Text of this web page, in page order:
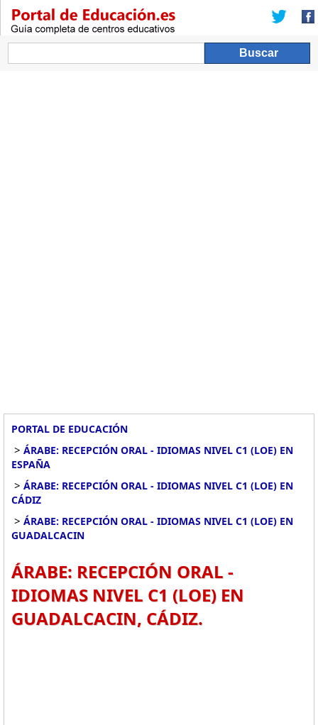
PORTAL DE EDUCACIÓN
> ÁRABE: RECEPCIÓN ORAL - IDIOMAS NIVEL C1 (LOE) EN
ESPAÑA
> ÁRABE: RECEPCIÓN ORAL - IDIOMAS NIVEL C1 (LOE) EN
CÁDIZ
> ÁRABE: RECEPCIÓN ORAL - IDIOMAS NIVEL C1 (LOE) EN
GUADALCACIN
ÁRABE: RECEPCIÓN ORAL -
IDIOMAS NIVEL C1 (LOE) EN
GUADALCACIN, CÁDIZ.